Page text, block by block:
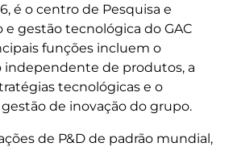
é o centro de Pesquisa e
gestão tecnológica do GAC
funções incluem o
de produtos, a
tecnológicas e o
de inovação do grupo.
de P&D de padrão mundial,